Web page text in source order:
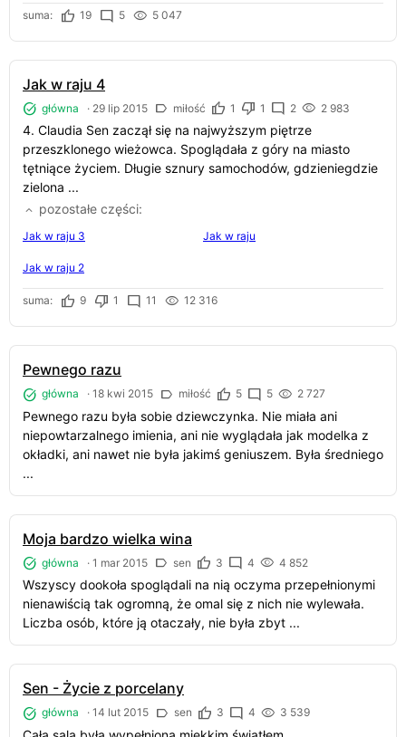
suma: 19 5 5 047
Jak w raju 4
główna · 29 lip 2015 miłość 1 1 2 2 983
4. Claudia Sen zaczął się na najwyższym piętrze
przeszklonego wieżowca. Spoglądała z góry na miasto
tętniące życiem. Długie sznury samochodów, gdzieniegdzie
zielona ...
pozostałe części
Jak w raju 3
Jak w raju 2
Jak w raju
suma: 9 1 11 12 316
Pewnego razu
główna · 18 kwi 2015 miłość 5 5 2 727
Pewnego razu była sobie dziewczynka. Nie miała ani
niepowtarzalnego imienia, ani nie wyglądała jak modelka z
okładki, ani nawet nie była jakimś geniuszem. Była średniego
...
Moja bardzo wielka wina
główna · 1 mar 2015 sen 3 4 4 852
Wszyscy dookoła spoglądali na nią oczyma przepełnionymi
nienawiścią tak ogromną, że omal się z nich nie wylewała.
Liczba osób, które ją otaczały, nie była zbyt ...
Sen - Życie z porcelany
główna · 14 lut 2015 sen 3 4 3 539